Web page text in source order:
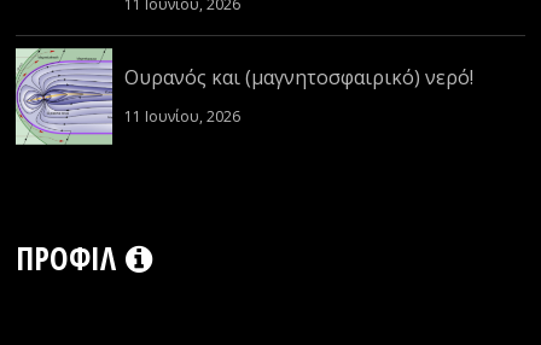
11 Ιουνίου, 2026
Ουρανός και (μαγνητοσφαιρικό) νερό!
11 Ιουνίου, 2026
ΠΡΟΦΊΛ